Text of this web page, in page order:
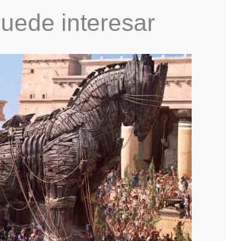
interesar